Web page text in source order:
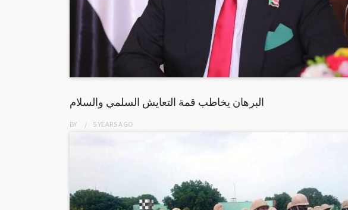
البرهان يخاطب قمة التعايش السلمي والسلام
BY 5 YEARSAGO